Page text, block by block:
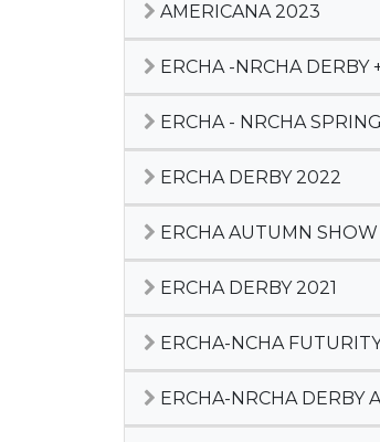
AMERICANA 2023
ERCHA -NRCHA DERBY
ERCHA - NRCHA
ERCHA DERBY 2022
ERCHA AUTUMN SHOW
ERCHA DERBY 2021
ERCHA-NCHA
ERCHA-NRCHA DERBY